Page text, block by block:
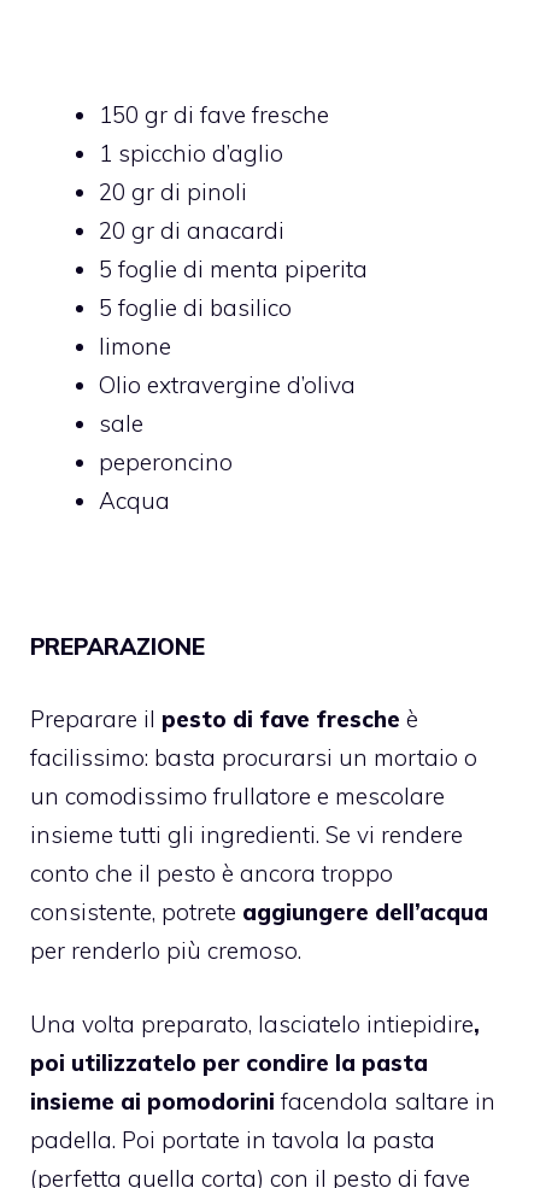
150 gr di fave fresche
1 spicchio d’aglio
20 gr di pinoli
20 gr di anacardi
5 foglie di menta piperita
5 foglie di basilico
limone
Olio extravergine d’oliva
sale
peperoncino
Acqua
PREPARAZIONE
Preparare il pesto di fave fresche è
facilissimo: basta procurarsi un mortaio o
un comodissimo frullatore e mescolare
insieme tutti gli ingredienti. Se vi rendere
conto che il pesto è ancora troppo
consistente, potrete aggiungere dell’acqua
per renderlo più cremoso.
Una volta preparato, lasciatelo intiepidire,
poi utilizzatelo per condire la pasta
insieme ai pomodorini facendola saltare in
padella. Poi portate in tavola la pasta
(perfetta quella corta) con il pesto di fave